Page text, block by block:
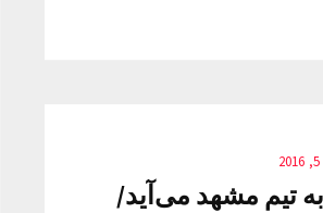
به تیم مشهد می‌آید/